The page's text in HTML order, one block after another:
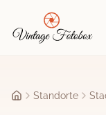
Startseite
Standorte